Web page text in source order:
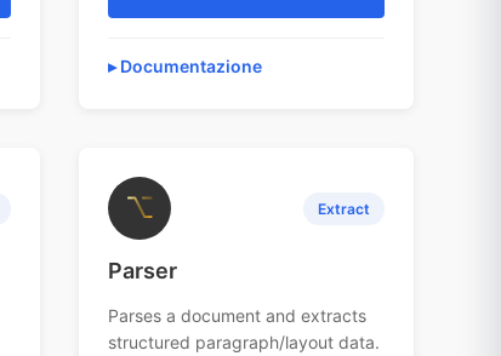
Documentazione
⌥ Extract
Parser
Parses a document and extracts
structured paragraph/layout data.